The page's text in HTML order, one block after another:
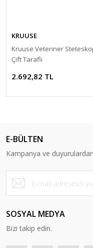
KRUUSE
Kruuse Veteriner
Çift Taraflı
2.692,82 TL
E-BÜLTEN
Kampanya ve
SOSYAL MEDYA
Bizi takip edin.